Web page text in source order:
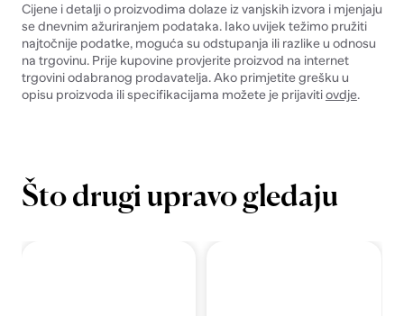
Cijene i detalji o proizvodima dolaze iz vanjskih izvora i mjenjaju
se dnevnim ažuriranjem podataka. Iako uvijek težimo pružiti
najtočnije podatke, moguća su odstupanja ili razlike u odnosu
na trgovinu. Prije kupovine provjerite proizvod na internet
trgovini odabranog prodavatelja. Ako primjetite grešku u
opisu proizvoda ili specifikacijama možete je prijavitiovdje.
Što drugi upravo gledaju